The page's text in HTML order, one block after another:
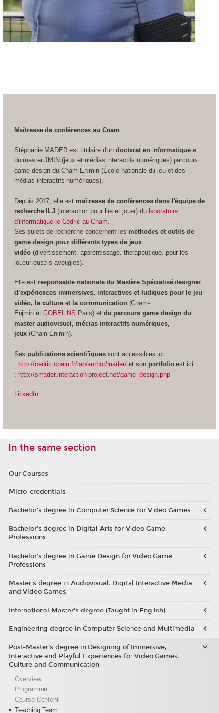
Maîtresse de conférences au Cnam
Stéphanie MADER est titulaire d'un doctorat en informatiqueet
du master JMIN (jeux et médias interactifs numériques) parcours
game design du Cnam-Enjmin (École nationale du jeu et des
médias interactifs numériques).
Depuis 2017, elle est maîtresse de conférences dans l'équipe de
recherche ILJ(interaction pour lire et jouer) du laboratoire
d'informatique le Cédric au Cnam
Ses sujets de recherche concernent les méthodes et outils de
game design pour différents types de jeux
vidéo(divertissement, apprentissage, thérapeutique, pour les
joueur·euse·s aveugles).
Elle est responsable nationale du Mastère Spécialisé designer
d’expériences immersives, interactives et ludiques pour le jeu
vidéo, la culture et la communication (Cnam-
Enjmin et GOBELINS Paris) et du parcours game design du
master audiovisuel, médias interactifs numériques,
jeux(Cnam-Enjmin).
Ses publications scientifiquessont accessibles ici
: http://cedric.cnam.fr/lab/author/mader/et son portfolioest ici
: http://smader.interaction-project.net/game_design.php
LinkedIn
In the same section
Our Courses
Micro-credentials
Bachelor’s degree in Computer Science for Video Games
Bachelor’s degree in Digital Arts for Video Game
Professions
Bachelor's degree in Game Design for Video Game
Professions
Master's degree in Audiovisual, Digital Interactive Media
and Video Games
International Master's degree (Taught in English)
Engineering degree in Computer Science and Multimedia
Post-Master’s degree in Designing of Immersive,
Interactive and Playful Experiences for Video Games,
Culture and Communication
Overview
Programme
Course Content
Teaching Team